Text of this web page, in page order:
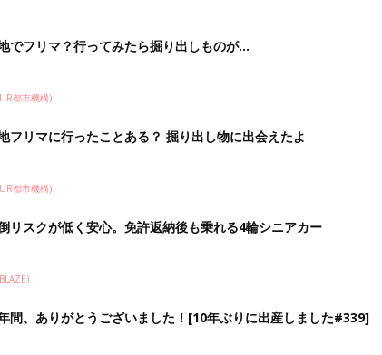
でフリマ？行ってみたら掘り出しものが…
都市機構)
フリマに行ったことある？ 掘り出し物に出会えたよ
都市機構)
リスクが低く安心。免許返納後も乗れる4輪シニアカー
間、ありがとうございました！[10年ぶりに出産しました#339]